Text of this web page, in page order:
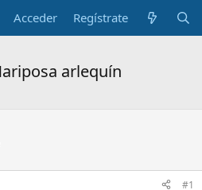
Acceder Regístrate
arlequín
#1